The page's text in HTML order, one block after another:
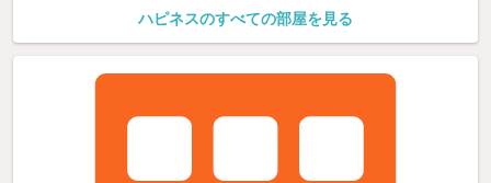
ハピネスのすべての部屋を見る